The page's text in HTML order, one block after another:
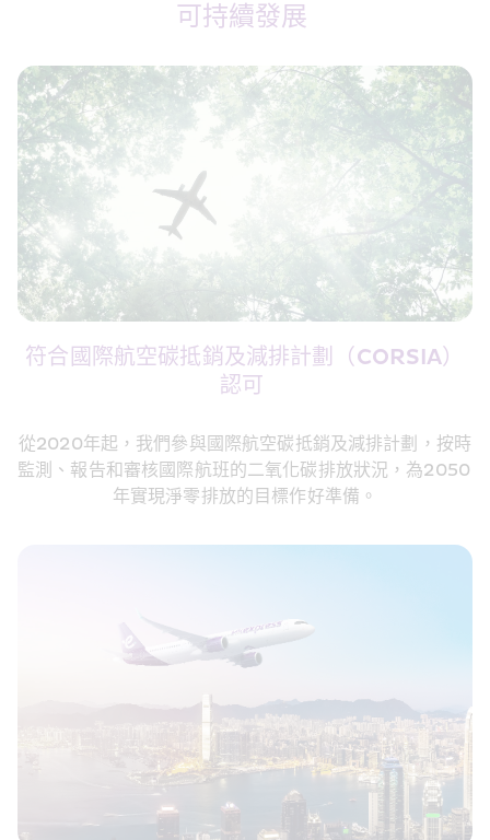
可持續發展
符合國際航空碳抵銷及減排計劃（CORSIA）
認可
從2020年起，我們參與國際航空碳抵銷及減排計劃，按時
監測、報告和審核國際航班的二氧化碳排放狀況，為2050
年實現淨零排放的目標作好準備。